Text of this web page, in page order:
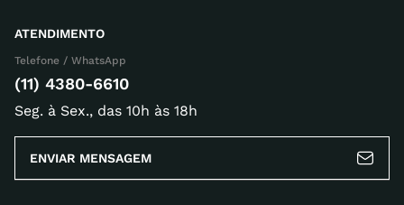
ATENDIMENTO
Telefone / WhatsApp
(11) 4380-6610
Seg. à Sex., das 10h às 18h
ENVIAR MENSAGEM